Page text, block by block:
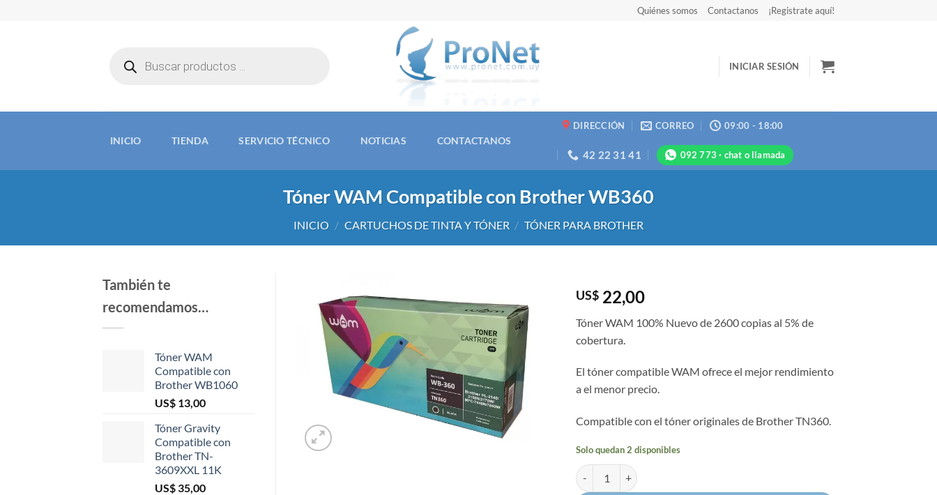
Quiénes somos Contactanos ¡Registrate aquí!
productos
INICIAR SESIÓN
INICIO TIENDA SERVICIO TÉCNICO NOTICIAS CONTACTANOS
DIRECCIÓN CORREO 09:00 - 18:00
42 22 31 41 092 773 · chat o llamada
Tóner WAM Compatible con Brother WB360
INICIO / CARTUCHOS DE TINTA Y TÓNER / TÓNER PARA BROTHER
También te
recomendamos…
Tóner WAM
Compatible con
Brother WB1060
US$ 13,00
Tóner Gravity
Compatible con
Brother TN-
3609XXL 11K
US$ 35,00
US$ 22,00
Tóner WAM 100% Nuevo de 2600 copias al 5% de
cobertura.
El tóner compatible WAM ofrece el mejor rendimiento
a el menor precio.
Compatible con el tóner originales de Brother TN360.
Solo quedan 2 disponibles
Tóner WAM Compatible con Brother WB360 cantidad